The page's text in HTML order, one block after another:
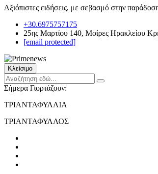
Αξιόπιστες ειδήσεις, με σεβασμό στην
+30.6975757175
25ης Μαρτίου 140, Μοίρες Ηρακλείου
[email protected]
Κλείσιμο
Σήμερα Γιορτάζουν:
ΤΡΙΑΝΤΑΦΥΛΛΙΑ
ΤΡΙΑΝΤΑΦΥΛΛΟΣ